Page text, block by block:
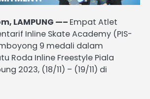
LAMPUNG —– Empat Atlet
Inline Skate Academy (PIS-
9 medali dalam
Roda Inline Freestyle Piala
2023, (18/11) – (19/11) di